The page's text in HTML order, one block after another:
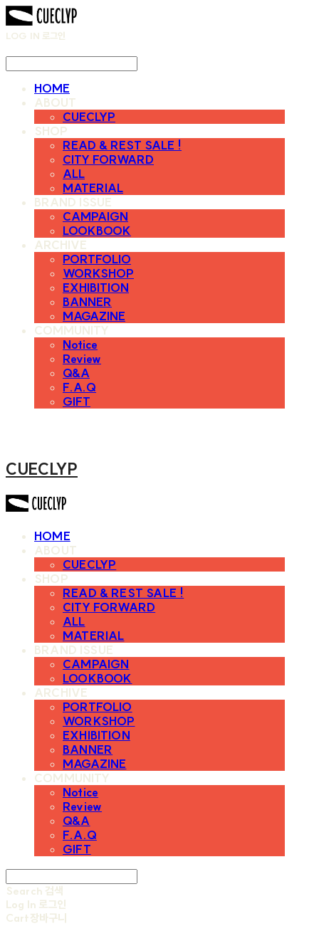
LOG IN 로그인
HOME
ABOUT
CUECLYP
SHOP
READ & REST SALE !
CITY FORWARD
ALL
MATERIAL
BRAND ISSUE
CAMPAIGN
LOOKBOOK
ARCHIVE
PORTFOLIO
WORKSHOP
EXHIBITION
BANNER
MAGAZINE
COMMUNITY
Notice
Review
Q&A
F.A.Q
GIFT
CUECLYP
HOME
ABOUT
CUECLYP
SHOP
READ & REST SALE !
CITY FORWARD
ALL
MATERIAL
BRAND ISSUE
CAMPAIGN
LOOKBOOK
ARCHIVE
PORTFOLIO
WORKSHOP
EXHIBITION
BANNER
MAGAZINE
COMMUNITY
Notice
Review
Q&A
F.A.Q
GIFT
Search 검색
Log In 로그인
Cart장바구니